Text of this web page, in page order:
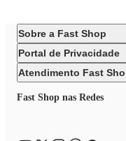
• Dreno frontal, facilitando
• Degelo Manual
• Volume Interno 99 litros.
Sobre a Fast Shop
Portal de Privacidade
Atendimento Fast
Fast Shop nas Redes